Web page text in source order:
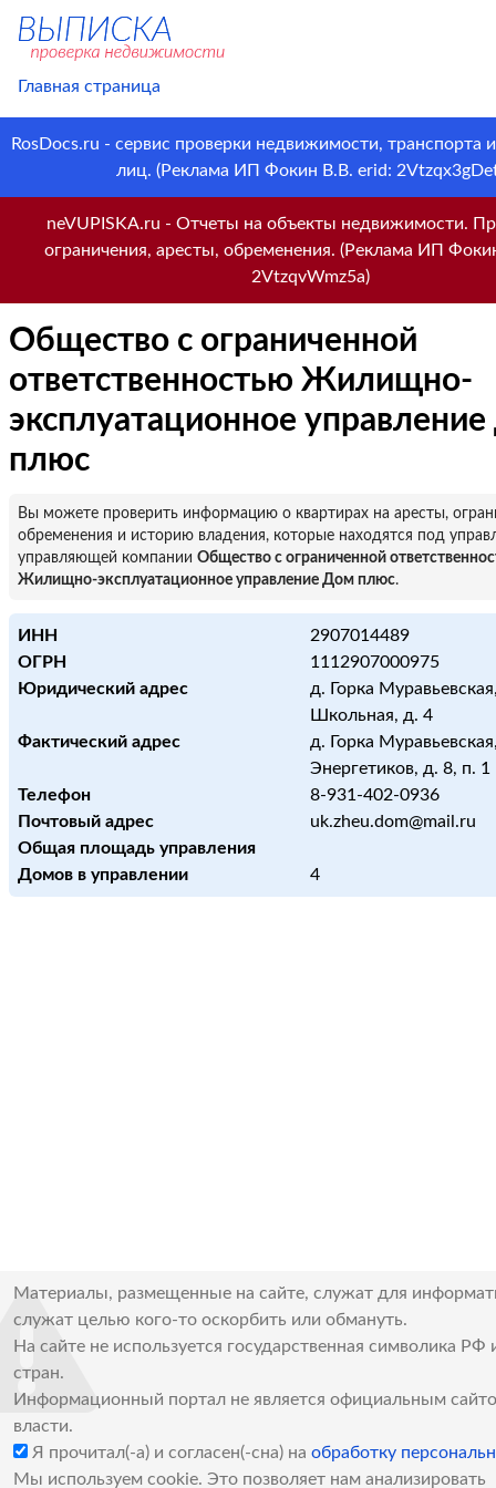
Главная страница
RosDocs.ru - сервис проверки недвижимости, транспорта
лиц. (Реклама ИП Фокин В.В. erid:
neVUPISKA.ru - Отчеты на объекты недвижимости.
ограничения, аресты, обременения. (Реклама ИП
2VtzqvWmz5a)
Общество с ограниченной
ответственностью Жилищно-
эксплуатационное
плюс
Вы можете проверить информацию о квартирах на аресты,
обременения и историю владения, которые находятся под
управляющей компании Общество с ограниченной
Жилищно-эксплуатационное управление Дом плюс.
ИНН
2907014489
ОГРН
1112907000975
Юридический адрес
д. Горка
Школьная, д. 4
Фактический адрес
д. Горка
Энергетиков, д. 8, п. 1
Телефон
8-931-402-0936
Почтовый адрес
uk.zheu.dom@mail.ru
Общая площадь управления
Домов в управлении
4
Материалы, размещенные на сайте, служат для
служат целью кого-то оскорбить или обмануть.
На сайте не используется государственная символика РФ
стран.
Информационный портал не является официальным
власти.
Я прочитал(-а) и согласен(-сна) на обработку
Мы используем cookie. Это позволяет нам анализировать